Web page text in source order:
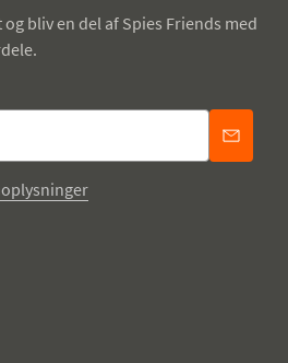
bliv en del af Spies Friends med